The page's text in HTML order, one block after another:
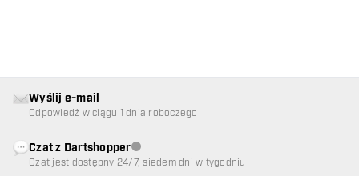
Wyślij e-mail
Odpowiedź w ciągu 1 dnia roboczego
Czat z DartshopperObsługa klienta niedostępna
Czat jest dostępny 24/7, siedem dni w tygodniu